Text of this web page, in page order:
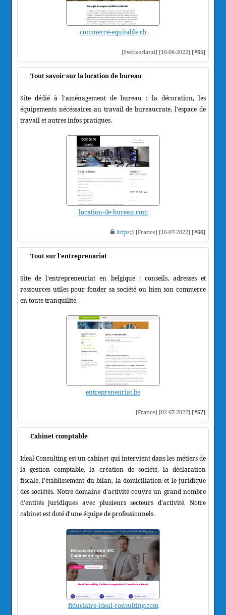
commerce-equitable.ch
[Switzerland] [16-08-2022] [#65]
Tout savoir sur la location de bureau
Site dédié à l'aménagement de bureau : la décoration, les
équipements nécéssaires au travail de bureaucrate, l'espace de
travail et autres infos pratiques.
location-de-bureau.com
https:// [France] [16-07-2022] [#66]
Tout sur l'entreprenariat
Site de l'entrepreneuriat en belgique : conseils, adresses et
ressources utiles pour fonder sa société ou bien son commerce
en toute tranquilité.
entrepreneuriat.be
[France] [02-07-2022] [#67]
Cabinet comptable
Ideal Consulting est un cabinet qui intervient dans les métiers de
la gestion comptable, la création de société, la déclaration
fiscale, l'établissement du bilan, la domiciliation et le juridique
des sociétés. Notre domaine d'activité couvre un grand nombre
d'entités juridiques avec plusieurs secteurs d'activité. Notre
cabinet est doté d'une équipe de professionnels.
fiduciaire-ideal-consulting.com